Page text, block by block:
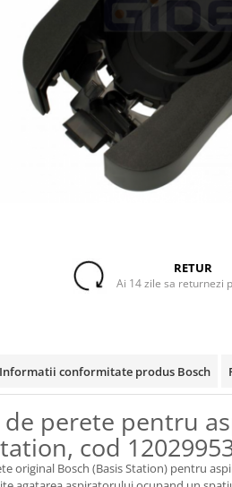
RETUR
Ai 14 zile sa returnezi
Informatii conformitate produs Bosch
perete pentru
cod
original Bosch (Basis Station) pentru